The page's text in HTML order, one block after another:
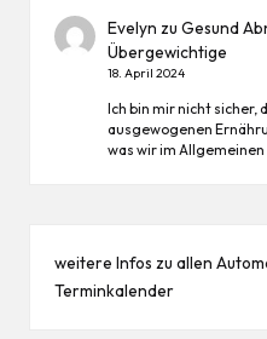
Evelyn zuGesund
Übergewichtige
18. April 2024
Ich bin mir nicht sicher,
ausgewogenen
was wir im
weitere Infos zu allen
Terminkalender